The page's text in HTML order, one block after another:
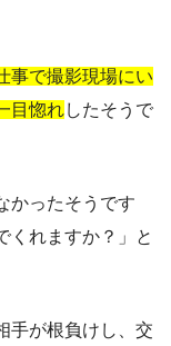
事で撮影現場にい
目惚れしたそうで
かったそうです
くれますか？ 」と
手が根負けし、交